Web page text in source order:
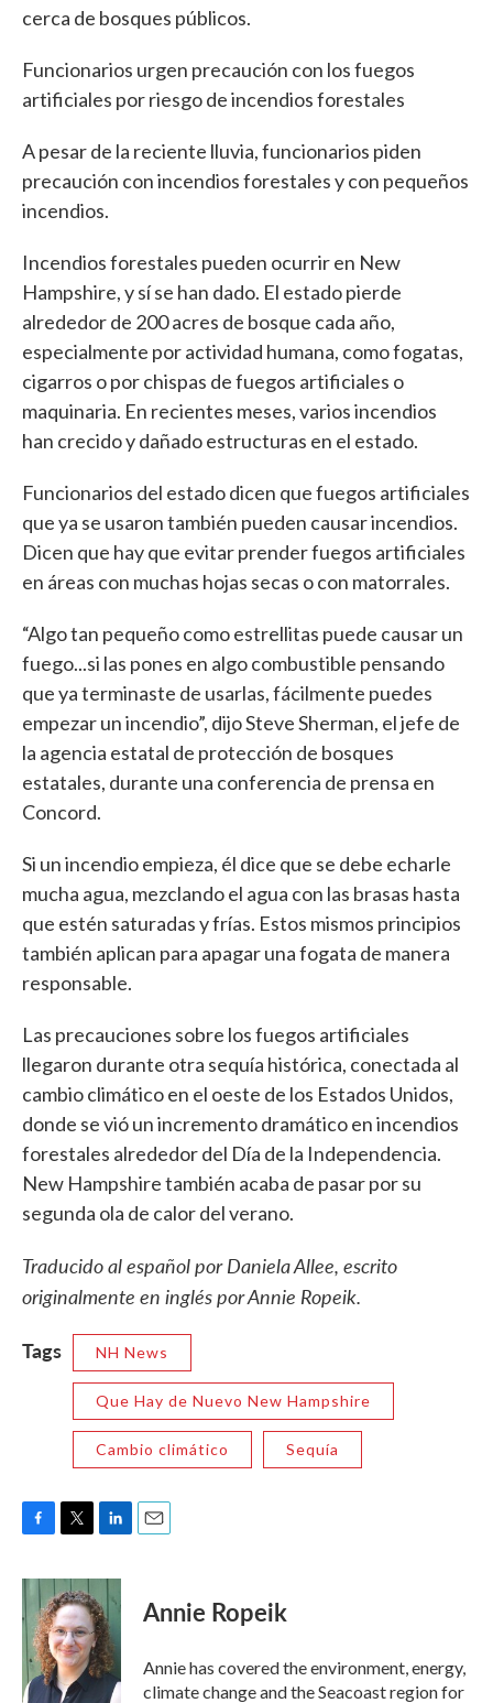
cerca de bosques públicos.
Funcionarios urgen precaución con los fuegos
artificiales por riesgo de incendios forestales
A pesar de la reciente lluvia, funcionarios piden
precaución con incendios forestales y con pequeños
incendios.
Incendios forestales pueden ocurrir en New
Hampshire, y sí se han dado. El estado pierde
alrededor de 200 acres de bosque cada año,
especialmente por actividad humana, como fogatas,
cigarros o por chispas de fuegos artificiales o
maquinaria. En recientes meses, varios incendios
han crecido y dañado estructuras en el estado.
Funcionarios del estado dicen que fuegos artificiales
que ya se usaron también pueden causar incendios.
Dicen que hay que evitar prender fuegos artificiales
en áreas con muchas hojas secas o con matorrales.
“Algo tan pequeño como estrellitas puede causar un
fuego...si las pones en algo combustible pensando
que ya terminaste de usarlas, fácilmente puedes
empezar un incendio”, dijo Steve Sherman, el jefe de
la agencia estatal de protección de bosques
estatales, durante una conferencia de prensa en
Concord.
Si un incendio empieza, él dice que se debe echarle
mucha agua, mezclando el agua con las brasas hasta
que estén saturadas y frías. Estos mismos principios
también aplican para apagar una fogata de manera
responsable.
Las precauciones sobre los fuegos artificiales
llegaron durante otra sequía histórica, conectada al
cambio climático en el oeste de los Estados Unidos,
donde se vió un incremento dramático en incendios
forestales alrededor del Día de la Independencia.
New Hampshire también acaba de pasar por su
segunda ola de calor del verano.
Traducido al español por Daniela Allee, escrito
originalmente en inglés por Annie Ropeik.
Tags
NH News
Que Hay de Nuevo New Hampshire
Cambio climático Sequía
c
e
b
o
k
i
t
t
e
r
n
k
e
d
I
n
Annie Ropeik
Annie has covered the environment, energy,
climate change and the Seacoast region for